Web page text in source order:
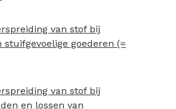
van stof bij
stuifgevoelige goederen (=
van stof bij
en lossen van